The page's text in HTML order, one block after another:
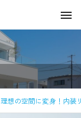
理想の空間に変身！内装